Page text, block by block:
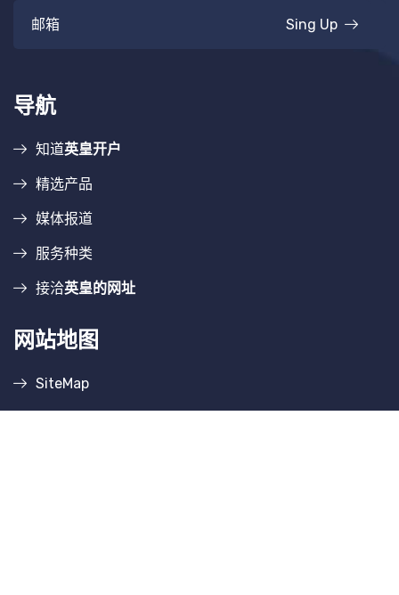
Sing Up
导航
知道英皇开户
精选产品
媒体报道
服务种类
接洽英皇的网址
网站地图
SiteMap